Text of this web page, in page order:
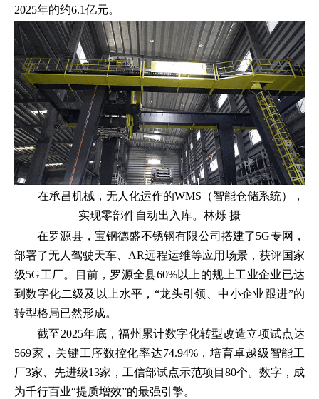
2025年的约6.1亿元。
在承昌机械，无人化运作的WMS（智能仓储系统），
实现零部件自动出入库。林烁 摄
在罗源县，宝钢德盛不锈钢有限公司搭建了5G专网，
部署了无人驾驶天车、AR远程运维等应用场景，获评国家
级5G工厂。目前，罗源全县60%以上的规上工业企业已达
到数字化二级及以上水平，“龙头引领、中小企业跟进”的
转型格局已然形成。
截至2025年底，福州累计数字化转型改造立项试点达
569家，关键工序数控化率达74.94%，培育卓越级智能工
厂3家、先进级13家，工信部试点示范项目80个。数字，成
为千行百业“提质增效”的最强引擎。